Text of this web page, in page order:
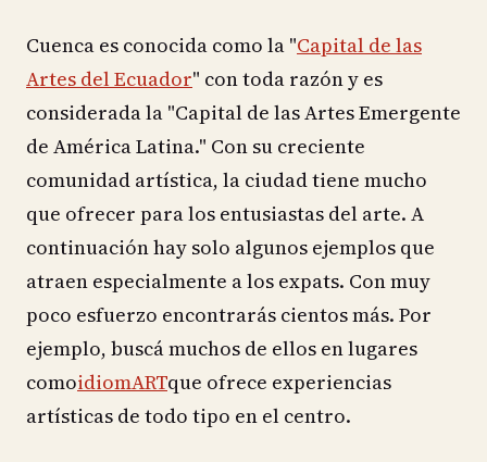
Cuenca es conocida como la "Capital de las
Artes del Ecuador" con toda razón y es
considerada la "Capital de las Artes Emergente
de América Latina." Con su creciente
comunidad artística, la ciudad tiene mucho
que ofrecer para los entusiastas del arte. A
continuación hay solo algunos ejemplos que
atraen especialmente a los expats. Con muy
poco esfuerzo encontrarás cientos más. Por
ejemplo, buscá muchos de ellos en lugares
comoidiomARTque ofrece experiencias
artísticas de todo tipo en el centro.